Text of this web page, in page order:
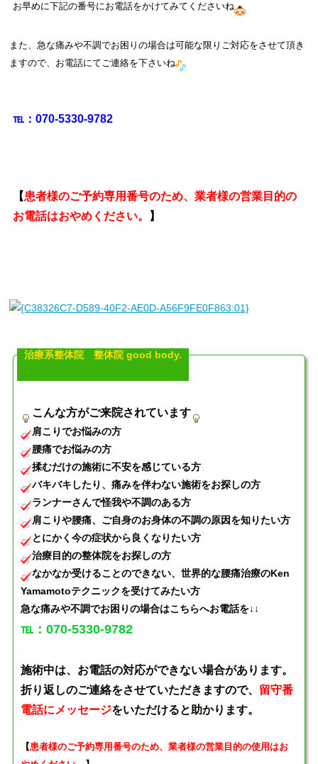
お早めに下記の番号にお電話をかけてみてくださいね
また、急な痛みや不調でお困りの場合は可能な限りご対応をさせて頂き
ますので、お電話にてご連絡を下さいね
℡：070‐5330-9782
【患者様のご予約専用番号のため、業者様の営業目的の
お電話はおやめください。
】
治療系整体院 整体院 good body.
こんな方がご来院されています
肩こりでお悩みの方
腰痛でお悩みの方
揉むだけの施術に不安を感じている方
バキバキしたり、痛みを伴わない施術をお探しの方
ランナーさんで怪我や不調のある方
肩こりや腰痛、ご自身のお身体の不調の原因を知りたい方
とにかく今の症状から良くなりたい方
治療目的の整体院をお探しの方
なかなか受けることのできない、世界的な腰痛治療のKen
Yamamotoテクニックを受けてみたい方
急な痛みや不調でお困りの場合はこちらへお電話を↓↓
℡：070-5330-9782
施術中は、お電話の対応ができない場合があります。
折り返しのご連絡をさせていただきますので、 留守番
電話にメッセージをいただけると助かります。
【患者様のご予約専用番号のため、業者様の営業目的の使用はお